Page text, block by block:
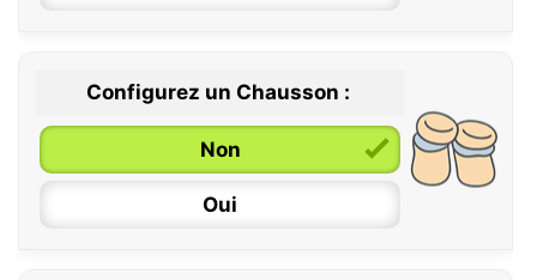
0 / 6 mois
6 / 12 mois
12 / 18 mois
Configurez un Chausson :
Non
Oui